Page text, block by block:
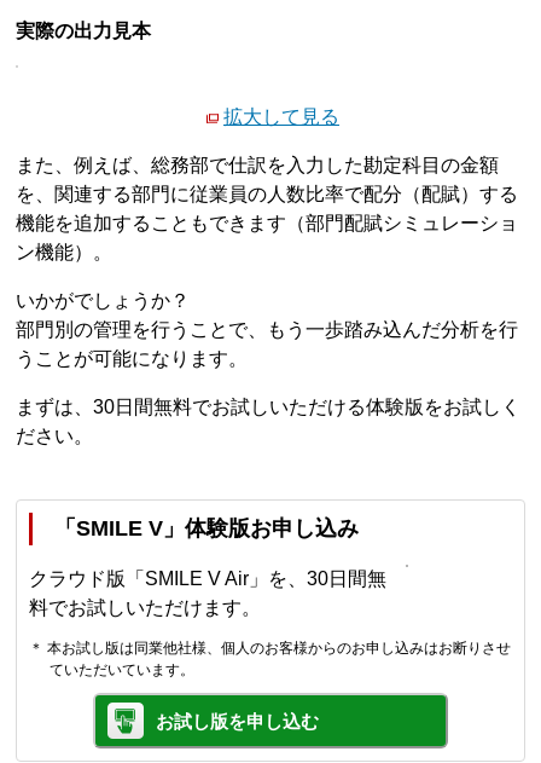
実際の出力見本
拡大して見る
また、例えば、総務部で仕訳を入力した勘定科目の金額
を、関連する部門に従業員の人数比率で配分（配賦）する
機能を追加することもできます（部門配賦シミュレーショ
ン機能）。
いかがでしょうか？
部門別の管理を行うことで、もう一歩踏み込んだ分析を行
うことが可能になります。
まずは、30日間無料でお試しいただける体験版をお試しく
ださい。
「SMILE V」体験版お申し込み
クラウド版「SMILE V Air」を、30日間無
料でお試しいただけます。
＊ 本お試し版は同業他社様、個人のお客様からのお申し込みはお断りさせ
ていただいています。
お試し版を申し込む